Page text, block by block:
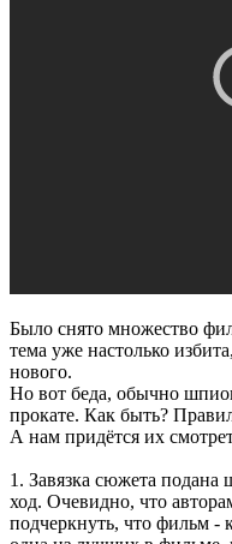
Было снято множество
тема уже настолько
нового.
Но вот беда, обычно
прокате. Как быть?
А нам придётся их
1. Завязка сюжета подана
ход. Очевидно, что
подчеркнуть, что фильм -